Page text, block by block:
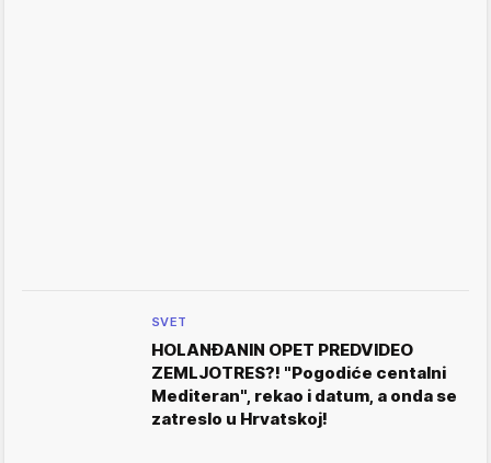
SVET
HOLANĐANIN OPET PREDVIDEO
ZEMLJOTRES?! "Pogodiće centalni
Mediteran", rekao i datum, a onda se
zatreslo u Hrvatskoj!